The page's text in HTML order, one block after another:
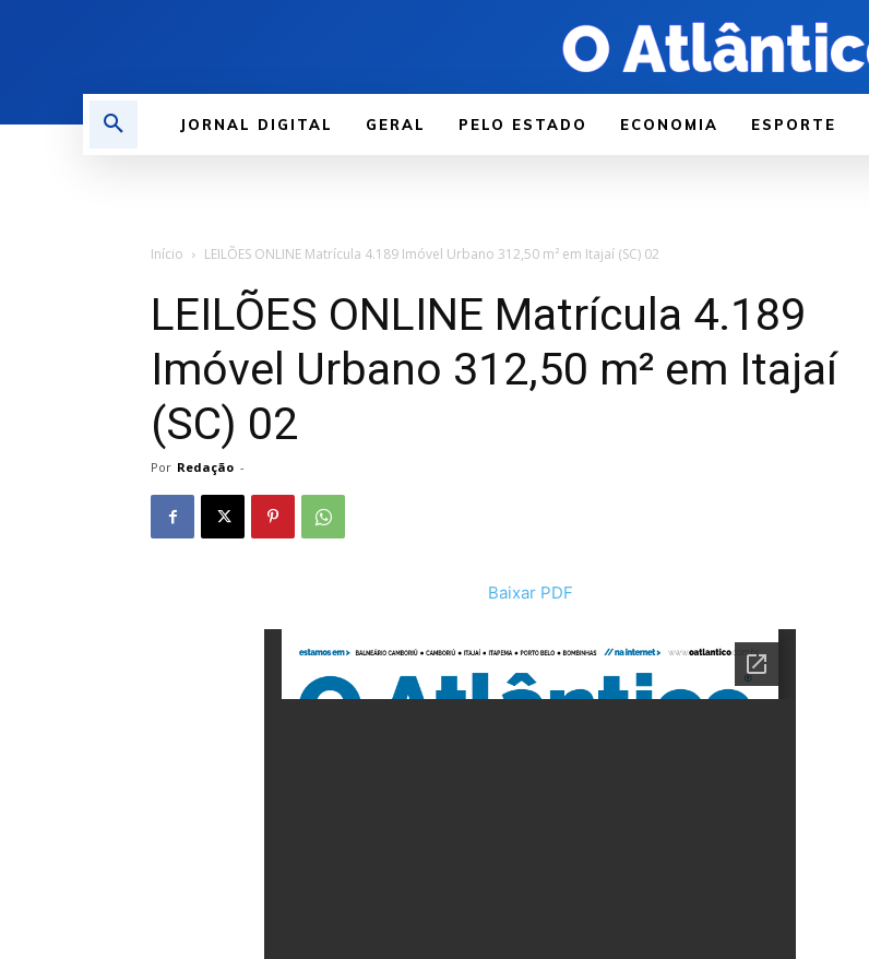
JORNAL DIGITAL GERAL PELO ESTADO ECONOMIA ESPORTE
Início LEILÕES ONLINE Matrícula 4.189 Imóvel Urbano 312,50 m² em Itajaí (SC) 02
LEILÕES ONLINE Matrícula 4.189
Imóvel Urbano 312,50 m² em Itajaí
(SC) 02
Por Redação -
Baixar PDF